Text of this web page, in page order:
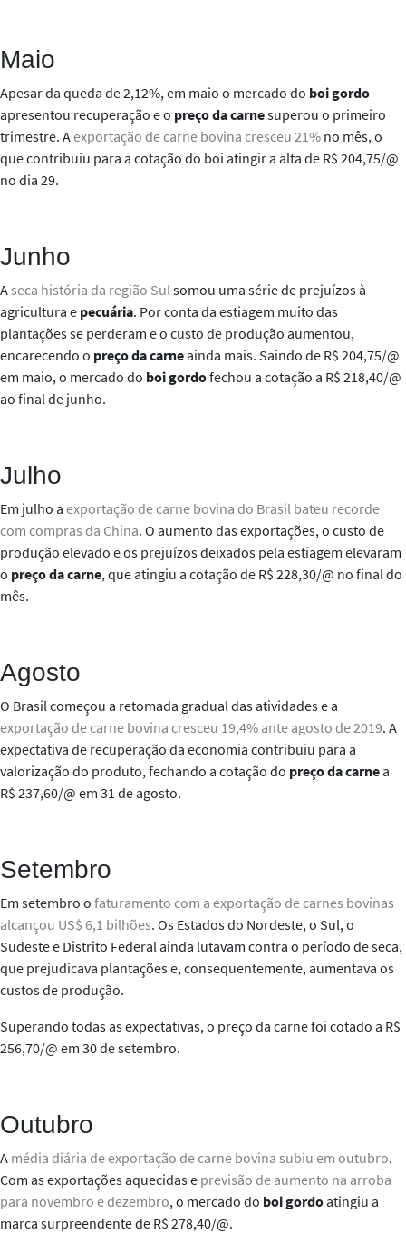
Maio
Apesar da queda de 2,12%, em maio o mercado do boi gordo
apresentou recuperação e o preço da carnesuperou o primeiro
trimestre. Aexportação de carne bovina cresceu 21% no mês, o
que contribuiu para a cotação do boi atingir a alta de R$ 204,75/@
no dia 29.
Junho
Aseca história da região Sulsomou uma série de prejuízos à
agricultura e pecuária. Por conta da estiagem muito das
plantações se perderam e o custo de produção aumentou,
encarecendo o preço da carneainda mais. Saindo de R$ 204,75/@
em maio, o mercado do boi gordofechou a cotação a R$ 218,40/@
ao final de junho.
Julho
Em julho a exportação de carne bovina do Brasil bateu recorde
com compras da China. O aumento das exportações, o custo de
produção elevado e os prejuízos deixados pela estiagem elevaram
o preço da carne, que atingiu a cotação de R$ 228,30/@ no final do
mês.
Agosto
O Brasil começou a retomada gradual das atividades e a
exportação de carne bovina cresceu 19,4% ante agosto de 2019. A
expectativa de recuperação da economia contribuiu para a
valorização do produto, fechando a cotação do preço da carnea
R$ 237,60/@ em 31 de agosto.
Setembro
Em setembro o faturamento com a exportação de carnes bovinas
alcançou US$ 6,1 bilhões. Os Estadosdo Nordeste, o Sul, o
Sudeste e Distrito Federalainda lutavam contra o período de seca,
que prejudicava plantações e, consequentemente, aumentava os
custos de produção.
Superando todas as expectativas, o preço da carne foi cotado a R$
256,70/@ em 30 de setembro.
Outubro
A média diária de exportação de carne bovina subiu em outubro.
Com as exportações aquecidas e previsão de aumento na arroba
para novembro e dezembro, o mercado do boi gordoatingiu a
marca surpreendente de R$ 278,40/@.